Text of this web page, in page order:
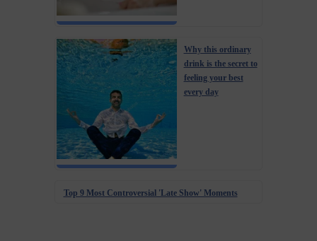
Why this ordinary
drink is the secret to
feeling your best
every day
Top 9 Most Controversial 'Late Show' Moments